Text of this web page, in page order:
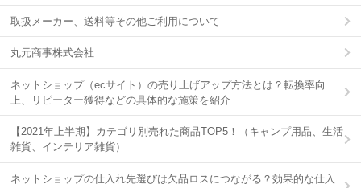
取扱メーカー、送料等その他ご利用について
丸元商事株式会社
ネットショップ（ecサイト）の売り上げアップ方法とは？転換率向
上、リピーター獲得などの具体的な施策を紹介
【2021年上半期】カテゴリ別売れた商品TOP5！（キャンプ用品、生活
雑貨、インテリア雑貨）
ネットショップの仕入れ先選びは欠品ロスにつながる？効果的な仕入